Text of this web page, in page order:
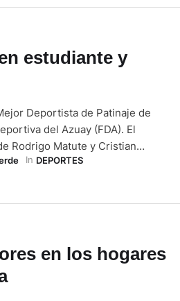
estudiante y
Deportista de Patinaje de
del Azuay (FDA). El
Rodrigo Matute y Cristian
Rafael Borja confesó que
In DEPORTES
en los hogares